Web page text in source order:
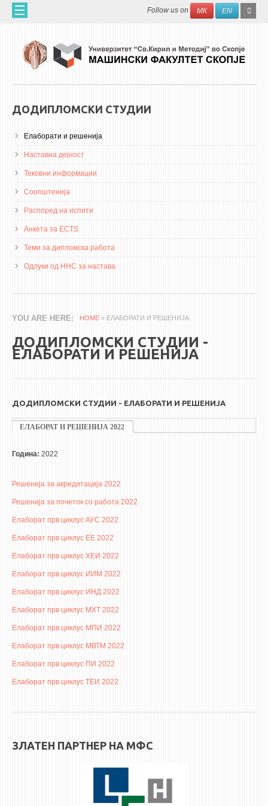
Skip to main content Search
Follow us on МК EN
ЗА НАС
60 ГОДИНИ МФ
ЗА ФАКУЛТЕТОТ
НАУЧНА ДЕЈНОСТ
МАШИНСКО ИНЖЕНЕРСТВО - НАУЧНО СПИСАНИЕ
АПЛИКАТИВНА ДЕЈНОСТ
МЕЃУНАРОДНА СОРАБОТКА
ERASMUS+
QIM-SEE
3DFindIT
AIR QUALITY MODELLING
АНКЕТИ И САМОЕВАЛУАЦИИ
ЗАВРШНИ СМЕТКИ
НАСТАВЕН КАДАР
ПЕНЗИОНИРАН КАДАР
I ЦИКЛУС - ДОДИПЛОМСКИ
II ЦИКЛУС - ПОСЛЕДИПЛОМСКИ
ДОДИПЛОМСКИ СТУДИИ
Елаборати и решенија
Наставна дејност
Тековни информации
Соопштенија
Распоред на испити
Анкета за ECTS
Теми за дипломска работа
Одлуки од ННС за настава
YOU ARE HERE HOME » ЕЛАБОРАТИ И РЕШЕНИЈА
ДОДИПЛОМСКИ СТУДИИ -
ЕЛAБОРАТИ И РЕШЕНИЈА
ДОДИПЛОМСКИ СТУДИИ - ЕЛАБОРАТИ И РЕШЕНИЈА
ЕЛАБОРАТ И РЕШЕНИЈА 2022
Година: 2022
Решенија за акредитација 2022
Решенија за почеток со работа 2022
Елаборат прв циклус АУС 2022
Елаборат прв циклус ЕЕ 2022
Елаборат прв циклус ХЕИ 2022
Елаборат прв циклус ИИМ 2022
Елаборат прв циклус ИНД 2022
Елаборат прв циклус МХТ 2022
Елаборат прв циклус МПИ 2022
Елаборат прв циклус МВТМ 2022
Елаборат прв циклус ПИ 2022
Елаборат прв циклус ТЕИ 2022
ЗЛАТЕН ПАРТНЕР НА МФС